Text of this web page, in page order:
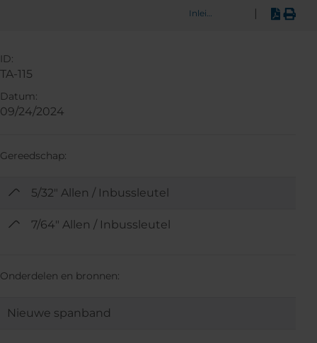
Inleiding
ID:
TA-115
Datum:
09/24/2024
Gereedschap:
5/32" Allen / Inbussleutel
7/64" Allen / Inbussleutel
Onderdelen en bronnen:
Nieuwe spanband